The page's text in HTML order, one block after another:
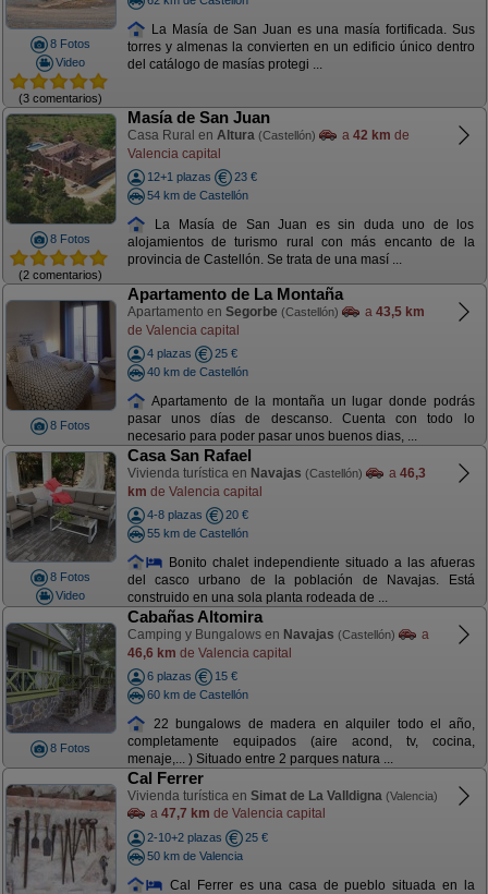
8 Fotos
Video
(3 comentarios)
La Masía de San Juan es una masía fortificada. Sus
torres y almenas la convierten en un edificio único dentro
del catálogo de masías protegi ...
8 Fotos
(2 comentarios)
Masía de San Juan
Casa Rural en Altura (Castellón) a 42 km de
Valencia capital
12+1 plazas
23 €
54 km de Castellón
La Masía de San Juan es sin duda uno de los
alojamientos de turismo rural con más encanto de la
provincia de Castellón. Se trata de una masí ...
8 Fotos
Apartamento de La Montaña
Apartamento en Segorbe (Castellón) a 43,5 km
de Valencia capital
4 plazas
25 €
40 km de Castellón
Apartamento de la montaña un lugar donde podrás
pasar unos días de descanso. Cuenta con todo lo
necesario para poder pasar unos buenos dias, ...
8 Fotos
Video
Casa San Rafael
Vivienda turística en Navajas (Castellón) a 46,3
km de Valencia capital
4-8 plazas
20 €
55 km de Castellón
Bonito chalet independiente situado a las afueras
del casco urbano de la población de Navajas. Está
construido en una sola planta rodeada de ...
8 Fotos
Cabañas Altomira
Camping y Bungalows en Navajas (Castellón)
a
46,6 km de Valencia capital
6 plazas
15 €
60 km de Castellón
22 bungalows de madera en alquiler todo el año,
completamente equipados (aire acond, tv, cocina,
menaje,... ) Situado entre 2 parques natura ...
Cal Ferrer
Vivienda turística en Simat de La Valldigna (Valencia)
a 47,7 km de Valencia capital
2-10+2 plazas
25 €
50 km de Valencia
Cal Ferrer es una casa de pueblo situada en la